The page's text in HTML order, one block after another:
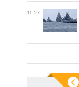
10:27